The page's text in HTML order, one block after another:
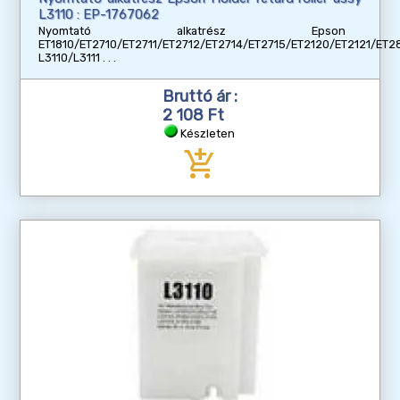
L3110 : EP-1767062
Nyomtató alkatrész
ET1810/ET2710/ET2711/ET2712/ET2714/ET2715/ET2120/ET2121/
L3110/L3111
Bruttó ár :
2 108 Ft
Készleten
add_shopping_cart